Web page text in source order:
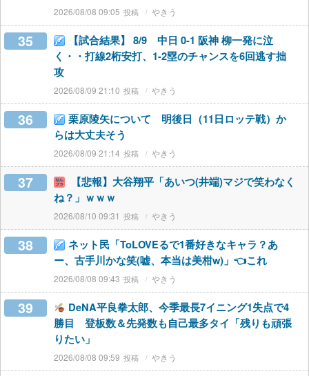
2026/08/08 09:05 やきう
35
【試合結果】 8/9 中日 0-1 阪神 柳一発に泣
く・・打線2桁安打、1-2塁のチャンスを6回逃す拙
攻
2026/08/09 21:10 やきう
36
栗原陵矢について 明後日（11日ロッテ戦）か
らは大丈夫そう
2026/08/09 21:14 やきう
37
【悲報】大谷翔平「あいつ(井端)マジで笑わなく
ね？」ｗｗｗ
2026/08/10 09:31 やきう
38
ネット民「ToLOVEるで1番好きなキャラ？あ
ー、古手川かな笑(嘘、本当は美柑w)」👈これ
2026/08/08 09:43 やきう
39
DeNA平良拳太郎、今季最長7イニング1失点で4
勝目 登板数＆先発数も自己最多タイ「残りも頑張
りたい」
2026/08/08 09:59 やきう